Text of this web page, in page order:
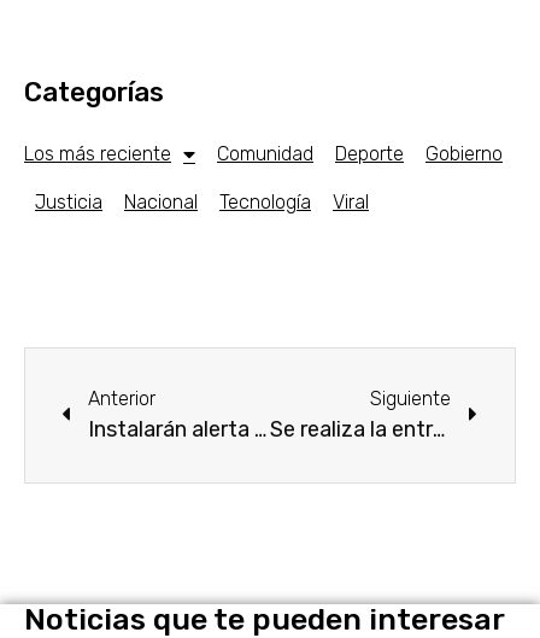
Categorías
Los más reciente Comunidad Deporte Gobierno
Justicia Nacional Tecnología Viral
Anterior
Instalarán alerta sísmica en la UAEM.
Siguiente
Se realiza la entrega de las listas nominales electorales de 5 consejos distritales de la entidad.
Noticias que te pueden interesar